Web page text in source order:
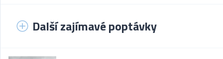
Další zajímavé poptávky